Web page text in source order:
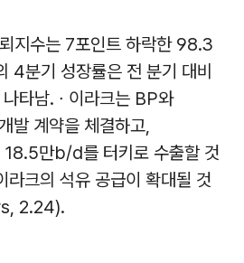
지수는 7포인트 하락한 98.3
4분기 성장률은 전 분기 대비
타남. ∙ 이라크는 BP와
발 계약을 체결하고,
만b/d를 터키로 수출할 것
라크의 석유 공급이 확대될 것
2.24).